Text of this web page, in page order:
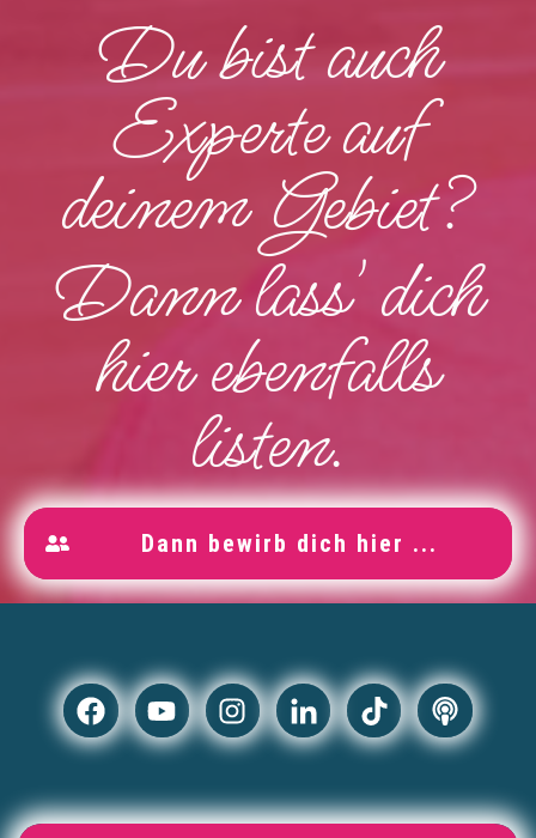
Du bist auch
Experte auf
deinem Gebiet?
Dann lass' dich
hier ebenfalls
listen.
Dann bewirb dich hier ...